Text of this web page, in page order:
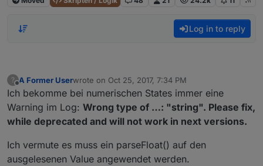
Log in to reply
?
Offline
A Former Userwrote on Oct 25, 2017, 7:34 PM
last edited by
Ich bekomme bei numerischen States immer eine
Warning im Log: Wrong type of …: "string". Please fix,
while deprecated and will not work in next versions.
Ich vermute es muss ein parseFloat() auf den
ausgelesenen Value angewendet werden.